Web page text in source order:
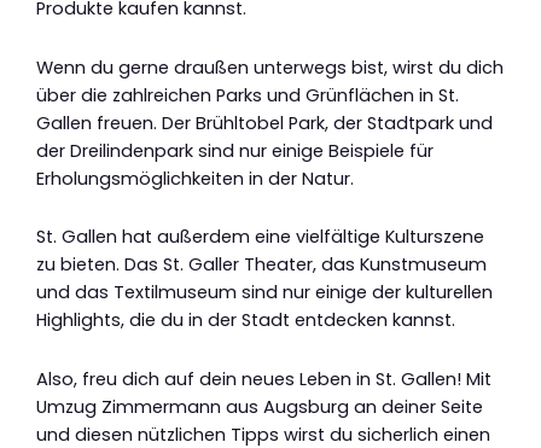
Produkte kaufen kannst.
Wenn du gerne draußen unterwegs bist, wirst du dich
über die zahlreichen Parks und Grünflächen in St.
Gallen freuen. Der Brühltobel Park, der Stadtpark und
der Dreilindenpark sind nur einige Beispiele für
Erholungsmöglichkeiten in der Natur.
St. Gallen hat außerdem eine vielfältige Kulturszene
zu bieten. Das St. Galler Theater, das Kunstmuseum
und das Textilmuseum sind nur einige der kulturellen
Highlights, die du in der Stadt entdecken kannst.
Also, freu dich auf dein neues Leben in St. Gallen! Mit
Umzug Zimmermann aus Augsburg an deiner Seite
und diesen nützlichen Tipps wirst du sicherlich einen